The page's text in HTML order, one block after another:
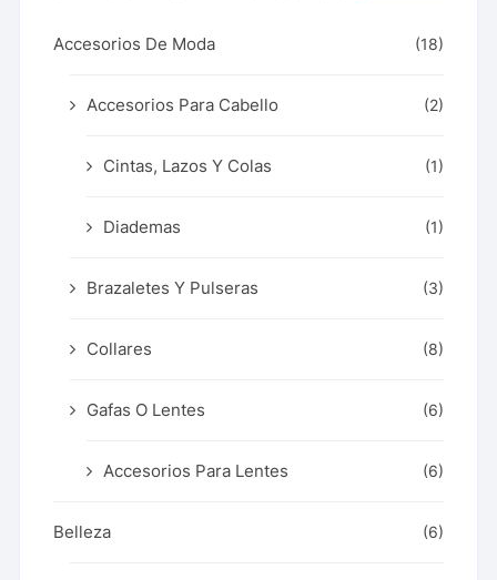
Accesorios De Moda (18)
Accesorios Para Cabello (2)
Cintas, Lazos Y Colas (1)
Diademas (1)
Brazaletes Y Pulseras (3)
Collares (8)
Gafas O Lentes (6)
Accesorios Para Lentes (6)
Belleza (6)